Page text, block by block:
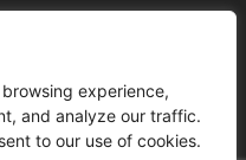
experience,
and analyze our traffic.
to our use of cookies.
НИ